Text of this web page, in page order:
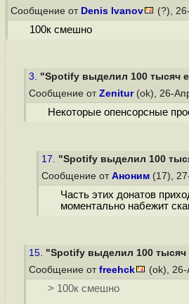
Сообщение от Denis Ivanov (?),
100к смешно
3. "Spotify выделил 100 тысяч
Сообщение от Zenitur(ok), 26-
Некоторые опенсорсные
17. "Spotify выделил 100
Сообщение от Аноним (17),
Часть этих донатов
моментально набежит
15. "Spotify выделил 100 тысяч
Сообщение от freehck (ok),
> 100к смешно